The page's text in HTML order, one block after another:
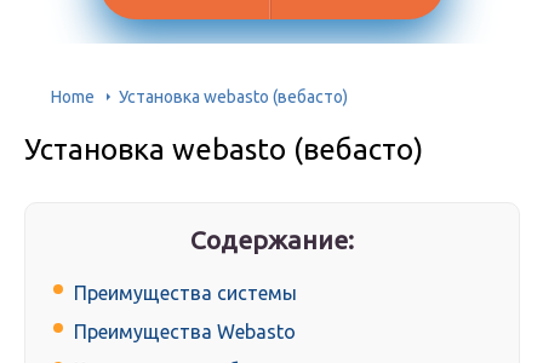
Home Установка webasto (вебасто)
Установка webasto (вебасто)
Содержание:
Преимущества системы
Преимущества Webasto